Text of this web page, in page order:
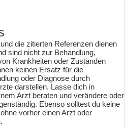
die zitierten Referenzen dienen
sind nicht zur Behandlung,
Krankheiten oder Zuständen
keinen Ersatz für die
oder Diagnose durch
darstellen. Lasse dich in
Arzt beraten und verändere oder
Ebenso solltest du keine
vorher einen Arzt oder